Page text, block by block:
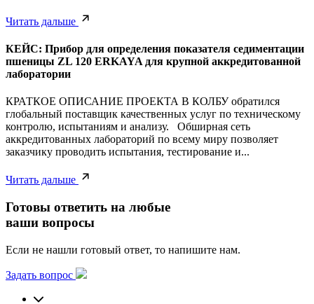
Читать дальше
КЕЙС: Прибор для определения показателя седиментации
пшеницы ZL 120 ERKAYA для крупной аккредитованной
лаборатории
КРАТКОЕ ОПИСАНИЕ ПРОЕКТА В КОЛБУ обратился
глобальный поставщик качественных услуг по техническому
контролю, испытаниям и анализу. Обширная сеть
аккредитованных лабораторий по всему миру позволяет
заказчику проводить испытания, тестирование и...
Читать дальше
Готовы ответить на любые
ваши вопросы
Если не нашли готовый ответ, то напишите нам.
Задать вопрос